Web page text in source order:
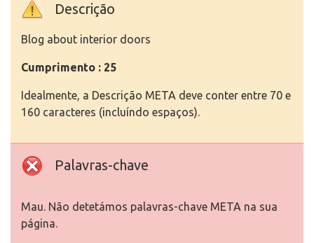
Descrição
Blog about interior doors
Cumprimento : 25
Idealmente, a Descrição META deve conter entre 70 e
160 caracteres (incluíndo espaços).
Palavras-chave
Mau. Não detetámos palavras-chave META na sua
página.